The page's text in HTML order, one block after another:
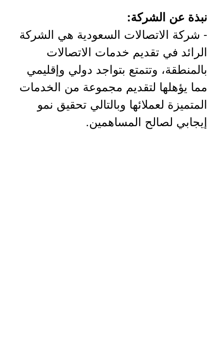
نبذة عن الشركة:
- شركة الاتصالات السعودية هي الشركة
الرائد في تقديم خدمات الاتصالات
بالمنطقة، وتتمتع بتواجد دولي وإقليمي
مما يؤهلها لتقديم مجموعة من الخدمات
المتميزة لعملائها وبالتالي تحقيق نمو
إيجابي لصالح المساهمين.